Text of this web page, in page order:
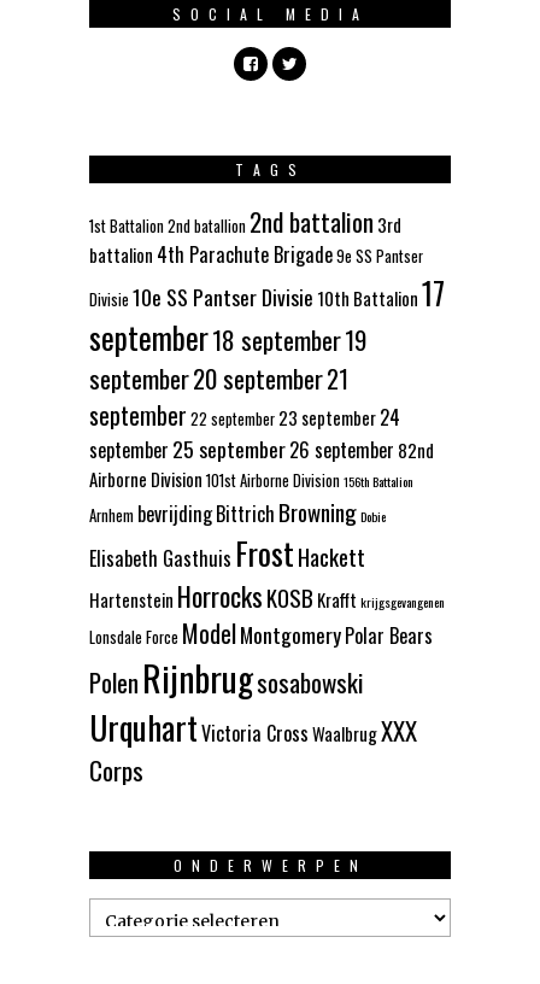
SOCIAL MEDIA
TAGS
1st Battalion2nd batallion 2nd battalion 3rd
battalion 4th Parachute Brigade9e SS Pantser
Divisie 10e SS Pantser Divisie 10th Battalion17
september18 september19
september20 september21
september 22 september 23 september24
september 25 september26 september 82nd
Airborne Division 101st Airborne Division156th Battalion
Arnhem bevrijdingBittrich BrowningDobie
Elisabeth Gasthuis FrostHackett
Hartenstein HorrocksKOSB Krafft krijgsgevangenen
Lonsdale Force ModelMontgomeryPolar Bears
PolenRijnbrugsosabowski
UrquhartVictoria CrossWaalbrugXXX
Corps
ONDERWERPEN
Onderwerpen